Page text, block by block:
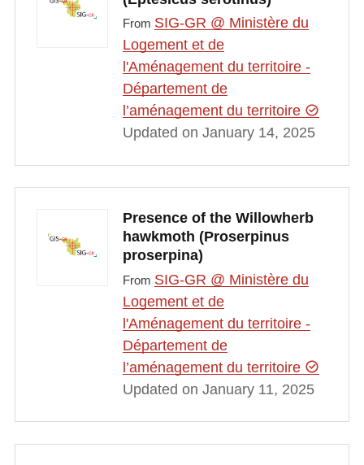
From SIG-GR @ Ministère du
Logement et de
l'Aménagement du territoire -
Département de
l’aménagement du territoire
Updated on January 14, 2025
Presence of the Willowherb
hawkmoth (Proserpinus
proserpina)
From SIG-GR @ Ministère du
Logement et de
l'Aménagement du territoire -
Département de
l’aménagement du territoire
Updated on January 11, 2025